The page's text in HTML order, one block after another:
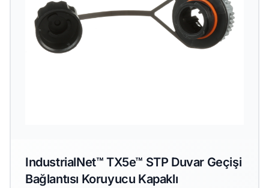
IndustrialNet™ TX5e™ STP Duvar Geçişi
Bağlantısı Koruyucu Kapaklı